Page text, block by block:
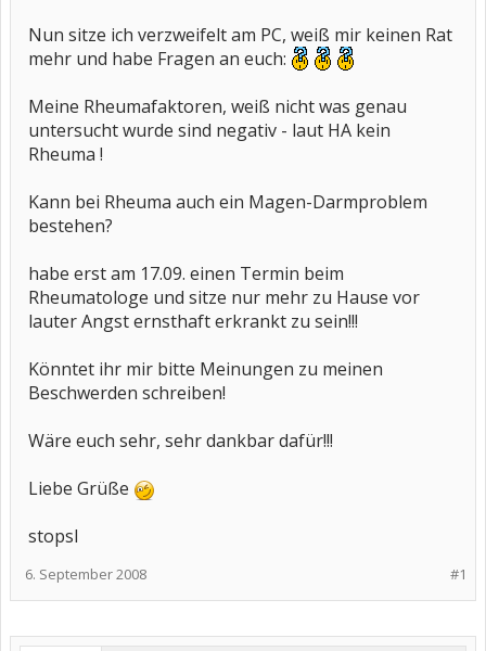
Nun sitze ich verzweifelt am PC, weiß mir keinen Rat
mehr und habe Fragen an euch:
Meine Rheumafaktoren, weiß nicht was genau
untersucht wurde sind negativ - laut HA kein
Rheuma !
Kann bei Rheuma auch ein Magen-Darmproblem
bestehen?
habe erst am 17.09. einen Termin beim
Rheumatologe und sitze nur mehr zu Hause vor
lauter Angst ernsthaft erkrankt zu sein!!!
Könntet ihr mir bitte Meinungen zu meinen
Beschwerden schreiben!
Wäre euch sehr, sehr dankbar dafür!!!
Liebe Grüße
stopsl
#1
6. September 2008